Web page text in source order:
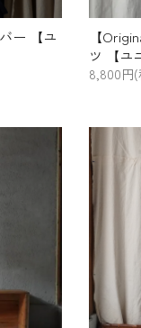
ー 【ユ
【
ツ 【
8,800円